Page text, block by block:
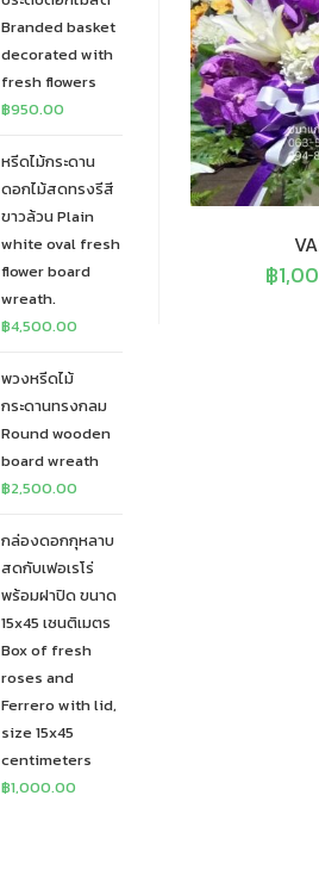
฿
Branded basket
decorated with
fresh flowers
฿950.00
หรีดไม้กระดาน
ดอกไม้สดทรงรีสี
ขาวล้วน Plain
white oval fresh
flower board
wreath.
฿4,500.00
พวงหรีดไม้
กระดานทรงกลม
Round wooden
board wreath
฿2,500.00
กล่องดอกกุหลาบ
สดกับเฟอเรโร่
พร้อมฝาปิด ขนาด
15x45 เซนติเมตร
Box of fresh
roses and
Ferrero with lid,
size 15x45
centimeters
฿1,000.00